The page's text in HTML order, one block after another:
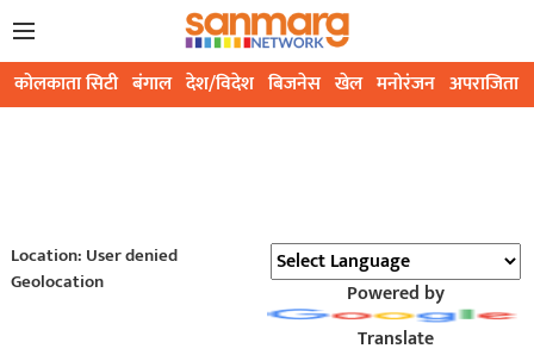
कोलकाता सिटी बंगाल देश/विदेश बिजनेस खेल मनोरंजन अपराजिता
Location: User denied
Geolocation
Powered by
Translate